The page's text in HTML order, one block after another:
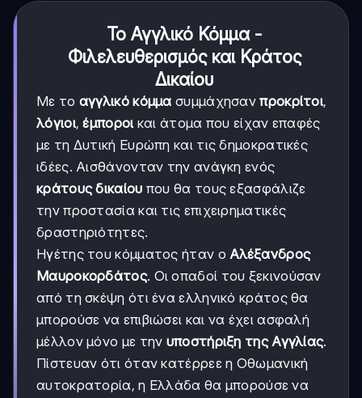
Το Αγγλικό Κόμμα -
Φιλελευθερισμός και Κράτος
Δικαίου
Με το αγγλικό κόμμα συμμάχησανπροκρίτοι,
λόγιοι,έμποροι και άτομα που είχαν επαφές
με τη Δυτική Ευρώπη και τις δημοκρατικές
ιδέες. Αισθάνονταν την ανάγκη ενός
κράτους δικαίου που θα τους εξασφάλιζε
την προστασία και τις επιχειρηματικές
δραστηριότητες.
Ηγέτης του κόμματος ήταν οΑλέξανδρος
Μαυροκορδάτος. Οι οπαδοί του ξεκινούσαν
από τη σκέψη ότι ένα ελληνικό κράτος θα
μπορούσε να επιβιώσει και να έχει ασφαλή
μέλλον μόνο με την υποστήριξη της Αγγλίας.
Πίστευαν ότι όταν κατέρρεε η Οθωμανική
αυτοκρατορία, η Ελλάδα θα μπορούσε να